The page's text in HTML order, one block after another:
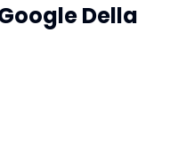
Della